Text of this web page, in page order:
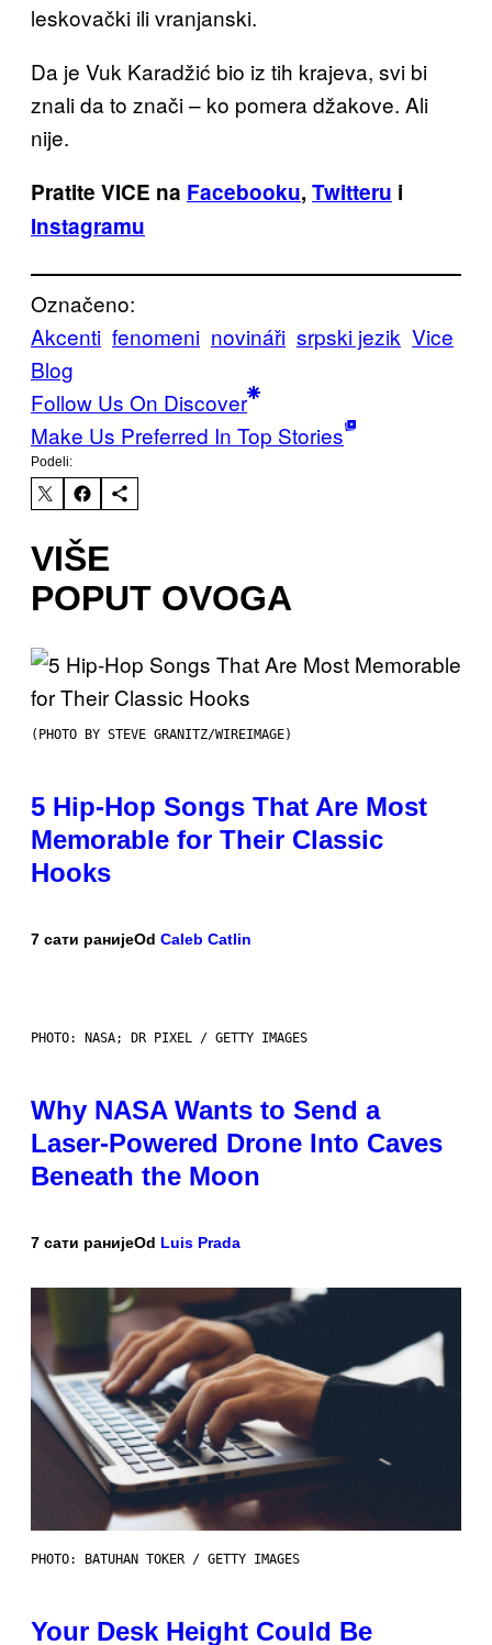
leskovački ili vranjanski.
Da je Vuk Karadžić bio iz tih krajeva, svi bi
znali da to znači – ko pomera džakove. Ali
nije.
Pratite VICE na Facebooku, Twitteru i
Instagramu
Označeno:
Akcenti fenomeni novináři srpski jezik Vice
Blog
Follow Us On Discover
Make Us Preferred In Top Stories
Podeli:
VIŠE
POPUT OVOGA
(PHOTO BY STEVE GRANITZ/WIREIMAGE)
5 Hip-Hop Songs That Are Most
Memorable for Their Classic
Hooks
7 сати ранијеOd Caleb Catlin
PHOTO: NASA; DR PIXEL / GETTY IMAGES
Why NASA Wants to Send a
Laser-Powered Drone Into Caves
Beneath the Moon
7 сати ранијеOd Luis Prada
PHOTO: BATUHAN TOKER / GETTY IMAGES
Your Desk Height Could Be